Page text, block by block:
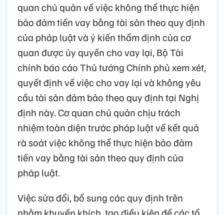
quan chủ quản về việc không thể thực hiện
bảo đảm tiền vay bằng tài sản theo quy định
của pháp luật và ý kiến thẩm định của cơ
quan được ủy quyền cho vay lại, Bộ Tài
chính báo cáo Thủ tướng Chính phủ xem xét,
quyết định về việc cho vay lại và không yêu
cầu tài sản đảm bảo theo quy định tại Nghị
định này. Cơ quan chủ quản chịu trách
nhiệm toàn diện trước pháp luật về kết quả
rà soát việc không thể thực hiện bảo đảm
tiền vay bằng tài sản theo quy định của
pháp luật.
Việc sửa đổi, bổ sung các quy định trên